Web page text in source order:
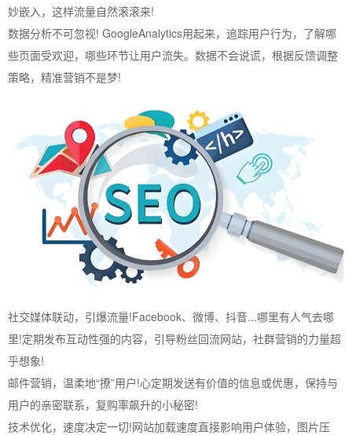
妙嵌入，这样流量自然滚滚来!
数据分析不可忽视! GoogleAnalytics用起来，追踪用户行为，了解哪
些页面受欢迎，哪些环节让用户流失。数据不会说谎，根据反馈调整
策略，精准营销不是梦!
社交媒体联动，引爆流量!Facebook、微博、抖音...哪里有人气去哪
里!定期发布互动性强的内容，引导粉丝回流网站，社群营销的力量超
乎想象!
邮件营销，温柔地“撩”用户!心定期发送有价值的信息或优惠，保持与
用户的亲密联系，复购率飙升的小秘密!
技术优化，速度决定一切!网站加载速度直接影响用户体验，图片压